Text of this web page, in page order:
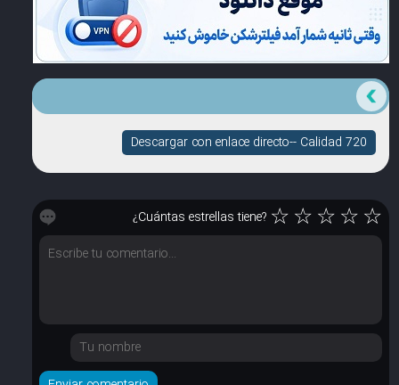
Descargar con enlace directo-- Calidad 720
¿Cuántas estrellas tiene? ☆☆☆☆☆